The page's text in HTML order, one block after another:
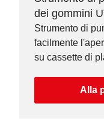
dei gommini
Strumento di
facilmente
su cassette di
Alla